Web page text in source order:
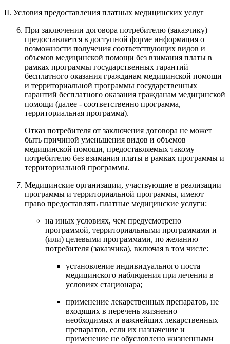
II. Условия предоставления платных медицинских услуг
При заключении договора потребителю (заказчику)
предоставляется в доступной форме информация о
возможности получения соответствующих видов и
объемов медицинской помощи без взимания платы в
рамках программы государственных гарантий
бесплатного оказания гражданам медицинской помощи
и территориальной программы государственных
гарантий бесплатного оказания гражданам медицинской
помощи (далее - соответственно программа,
территориальная программа).
Отказ потребителя от заключения договора не может
быть причиной уменьшения видов и объемов
медицинской помощи, предоставляемых такому
потребителю без взимания платы в рамках программы и
территориальной программы.
Медицинские организации, участвующие в реализации
программы и территориальной программы, имеют
право предоставлять платные медицинские услуги:
на иных условиях, чем предусмотрено
программой, территориальными программами и
(или) целевыми программами, по желанию
потребителя (заказчика), включая в том числе:
установление индивидуального поста
медицинского наблюдения при лечении в
условиях стационара;
применение лекарственных препаратов, не
входящих в перечень жизненно
необходимых и важнейших лекарственных
препаратов, если их назначение и
применение не обусловлено жизненными